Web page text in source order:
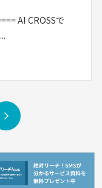
AI CROSSで
次